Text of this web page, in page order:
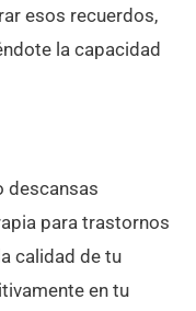
esos recuerdos,
la capacidad
descansas
para trastornos
calidad de tu
en tu